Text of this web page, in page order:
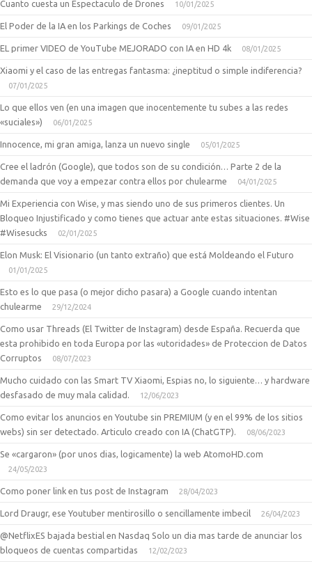
Cuanto cuesta un Espectaculo de Drones 10/01/2025
El Poder de la IA en los Parkings de Coches 09/01/2025
EL primer VIDEO de YouTube MEJORADO con IA en HD 4k 08/01/2025
Xiaomi y el caso de las entregas fantasma: ¿ineptitud o simple indiferencia?
07/01/2025
Lo que ellos ven (en una imagen que inocentemente tu subes a las redes
«suciales»)
06/01/2025
Innocence, mi gran amiga, lanza un nuevo single 05/01/2025
Cree el ladrón (Google), que todos son de su condición… Parte 2 de la
demanda que voy a empezar contra ellos por chulearme
04/01/2025
Mi Experiencia con Wise, y mas siendo uno de sus primeros clientes. Un
Bloqueo Injustificado y como tienes que actuar ante estas situaciones. #Wise
#Wisesucks
02/01/2025
Elon Musk: El Visionario (un tanto extraño) que está Moldeando el Futuro
01/01/2025
Esto es lo que pasa (o mejor dicho pasara) a Google cuando intentan
chulearme
29/12/2024
Como usar Threads (El Twitter de Instagram) desde España. Recuerda que
esta prohibido en toda Europa por las «utoridades» de Proteccion de Datos
Corruptos
08/07/2023
Mucho cuidado con las Smart TV Xiaomi, Espias no, lo siguiente… y hardware
desfasado de muy mala calidad.
12/06/2023
Como evitar los anuncios en Youtube sin PREMIUM (y en el 99% de los sitios
webs) sin ser detectado. Articulo creado con IA (ChatGTP).
08/06/2023
Se «cargaron» (por unos dias, logicamente) la web AtomoHD.com
24/05/2023
Como poner link en tus post de Instagram 28/04/2023
Lord Draugr, ese Youtuber mentirosillo o sencillamente imbecil 26/04/2023
@NetflixES bajada bestial en Nasdaq Solo un dia mas tarde de anunciar los
bloqueos de cuentas compartidas
12/02/2023